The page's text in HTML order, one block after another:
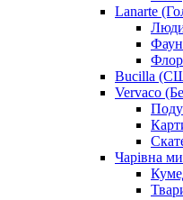
Lanarte
Bucilla
Vervaco
Чарiвна